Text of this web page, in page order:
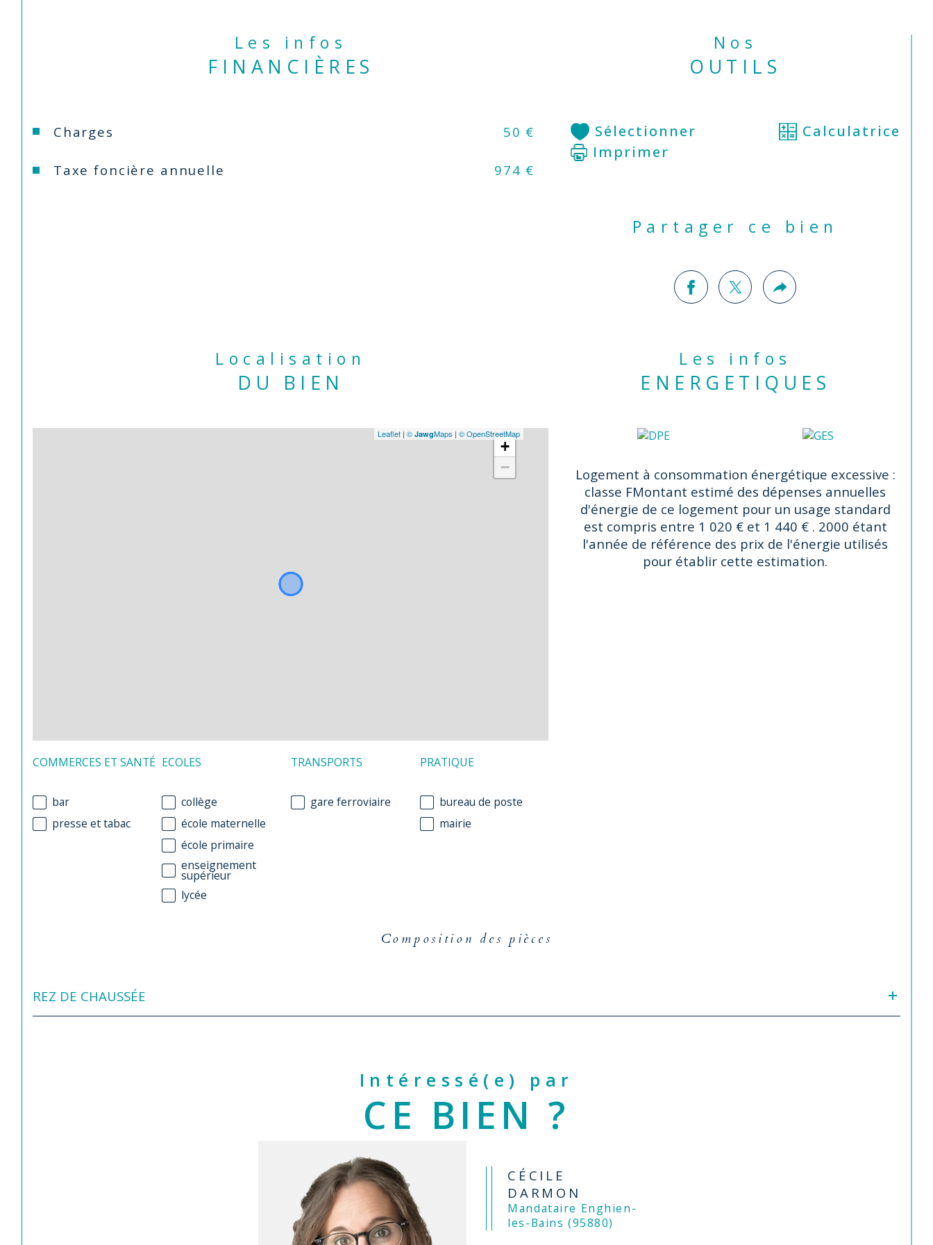
Les infos
FINANCIÈRES
Charges 50 €
Taxe foncière annuelle 974 €
Nos
OUTILS
Sélectionner
Calculatrice
Imprimer
Partager ce bien
Localisation
DU BIEN
+
−
Leaflet |©JawgMaps |© OpenStreetMap
COMMERCES ET SANTÉ
bar
presse et tabac
ECOLES
collège
école maternelle
école primaire
enseignement
supérieur
lycée
TRANSPORTS
gare ferroviaire
PRATIQUE
bureau de poste
mairie
Les infos
ENERGETIQUES
Logement à consommation énergétique excessive :
classe FMontant estimé des dépenses annuelles
d'énergie de ce logement pour un usage standard
est compris entre 1 020 € et 1 440 € . 2000 étant
l'année de référence des prix de l'énergie utilisés
pour établir cette estimation.
Composition des pièces
REZ DE CHAUSSÉE
Intéressé(e) par
CE BIEN ?
CÉCILE
DARMON
Mandataire Enghien-
les-Bains (95880)